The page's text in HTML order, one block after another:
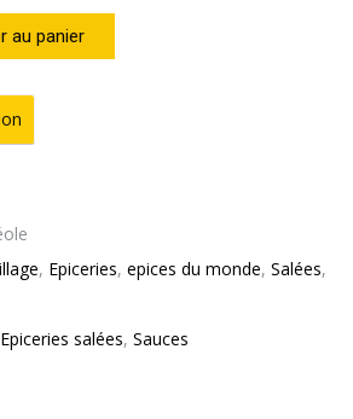
4,11€.
au panier
, Epiceries, epices du monde, Salées,
Epiceries salées, Sauces